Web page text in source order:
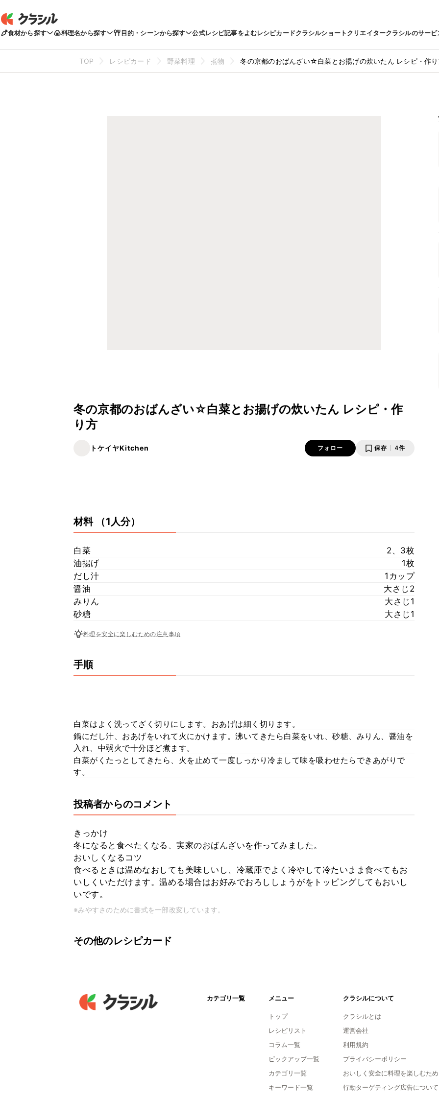
食材から探す 料理名から探す 目的・シーンから探す 公式レシピ記事をよむレシピカードクラシルショートクリエイタークラシルのサービ
TOP レシピカード 野菜料理 煮物 冬の京都のおばんざい☆白菜とお揚げの炊いたん レシピ・作
冬の京都のおばんざい☆白菜とお揚げの炊いたん レシピ・作
り方
トケイヤKitchen フォロー 保存 4件
材料 （1人分）
白菜
2、3枚
油揚げ
1枚
だし汁
1カップ
醤油
大さじ2
みりん
大さじ1
砂糖
大さじ1
料理を安全に楽しむための注意事項
手順
白菜はよく洗ってざく切りにします。おあげは細く切ります。
鍋にだし汁、おあげをいれて火にかけます。沸いてきたら白菜をいれ、砂糖、みりん、醤油を
入れ、中弱火で十分ほど煮ます。
白菜がくたっとしてきたら、火を止めて一度しっかり冷まして味を吸わせたらできあがりで
す。
投稿者からのコメント
きっかけ
冬になると食べたくなる、実家のおばんざいを作ってみました。
おいしくなるコツ
食べるときは温めなおしても美味しいし、冷蔵庫でよく冷やして冷たいまま食べてもお
いしくいただけます。温める場合はお好みでおろししょうがをトッピングしてもおいし
いです。
※みやすさのために書式を一部改変しています。
その他のレシピカード
カテゴリ一覧 メニュー
トップ
レシピリスト
コラム一覧
ピックアップ一覧
カテゴリ一覧
キーワード一覧
クラシルについて
クラシルとは
運営会社
利用規約
プライバシーポリシー
おいしく安全に料理を楽しむため
行動ターゲティング広告について